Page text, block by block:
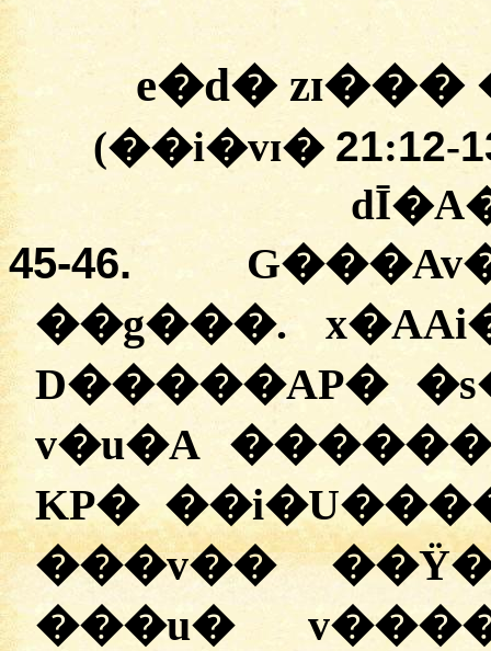
e�d�zɪ���
(��i�vɪ� 21:12-
45-46.
��g���.
D�����AP��
v�u�A
KP��
���v��
���u� v��